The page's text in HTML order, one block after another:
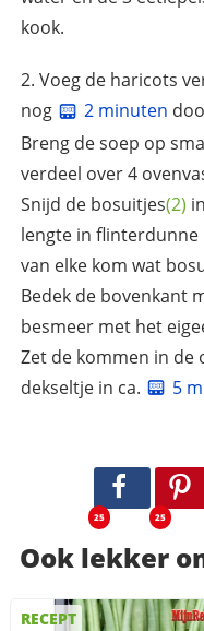
kook.
Voeg de haricots
nog
2 minuten
Breng de soep op
verdeel over 4
Snijd de bosuitjes(2)
lengte in flinterdunne
van elke kom wat
Bedek de bovenkant
besmeer met het
Zet de kommen in de
dekseltje in ca.
5
25 25
Ook lekker
RECEPT